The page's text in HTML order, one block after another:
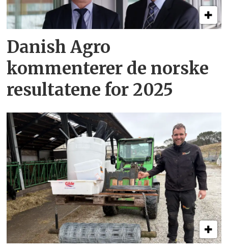
Danish Agro
kommenterer de norske
resultatene for 2025